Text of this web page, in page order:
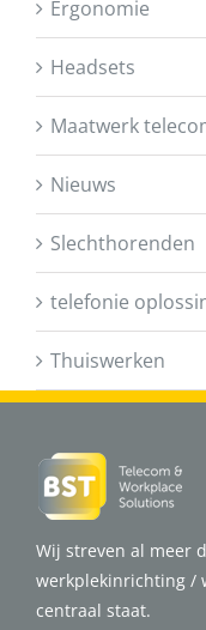
Ergonomie
Headsets
Maatwerk
Nieuws
Slechthorenden
telefonie
Thuiswerken
Wij streven al meer
werkplekinrichting /
centraal staat.